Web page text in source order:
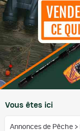
Vous êtes ici
Annonces de Pêche >